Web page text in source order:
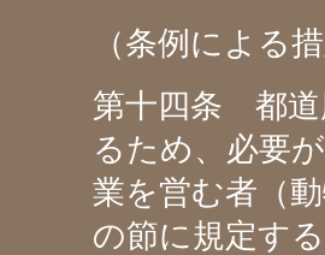
（条例による措
第十四条 都道
るため、必要
業を営む者（
の節に規定す